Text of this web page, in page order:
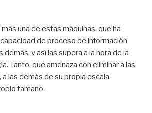
una de estas máquinas, que ha
de proceso de información
demás, y así las supera a la hora de la
Tanto, que amenaza con eliminar a las
las demás de su propia escala
tamaño.